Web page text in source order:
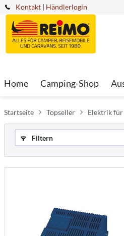
Kontakt | Händlerlogin
Home Camping-Shop
Startseite Topseller Elektrik
Filtern